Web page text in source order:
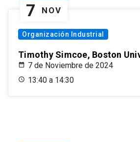
7 NOV
Organización Industrial
Timothy Simcoe, Boston
7 de Noviembre de 2024
13:40 a 14:30